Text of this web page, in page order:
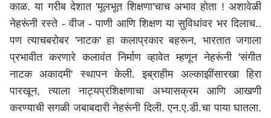
काळ. या गरीब देशात 'मूलभूत शिक्षणा'चाच अभाव होता ! अशावेळी
नेहरूंनी रस्ते - वीज - पाणी आणि शिक्षण या सुविधांवर भर दिलाच..
पण त्याचबरोबर 'नाटक' हा कलाप्रकार बहरून, भारतात जगाला
प्रभावीत करणारे कलावंत निर्माण व्हावेत म्हणून नेहरूंनी 'संगीत
नाटक अकादमी' स्थापन केली. इब्राहीम अल्काझींसारखा हिरा
पारखून, त्याला नाट्यप्रशिक्षणाचा अभ्यासक्रम आणि आखणी
करण्याची सगळी जबाबदारी नेहरूंनी दिली. एन.ए.डी.चा पाया घातला.